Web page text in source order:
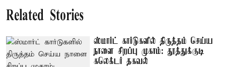
Related Stories
ஸ்மார்ட் கார்டுகளில் திருத்தம் செய்ய
நாளை சிறப்பு முகாம்: தூத்துக்குடி
கலெக்டர் தகவல்